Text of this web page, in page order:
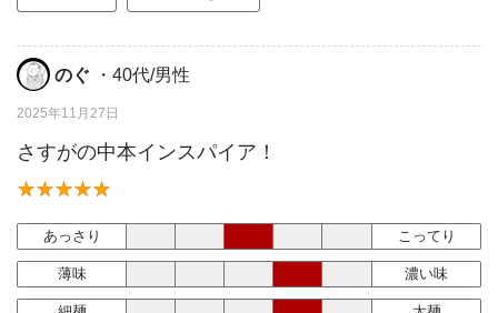
のぐ ・40代/男性
2025年11月27日
さすがの中本インスパイア！
あっさり こってり
薄味 濃い味